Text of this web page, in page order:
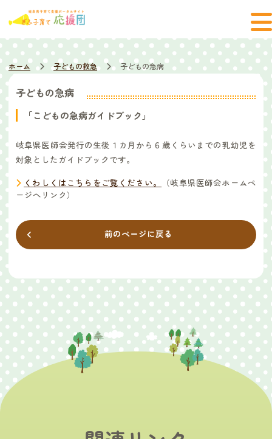
ホーム 子どもの救急 子どもの急病
子どもの急病
「こどもの急病ガイドブック」
岐阜県医師会発行の生後１カ月から６歳くらいまでの乳幼児を
対象としたガイドブックです。
くわしくはこちらをご覧ください。
（岐阜県医師会ホームペ
ージへリンク）
前のページに戻る